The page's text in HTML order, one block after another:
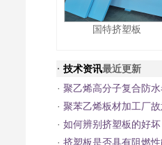
国特挤塑板
· 技术资讯最近更新
· 聚乙烯高分子复合防
· 聚苯乙烯板材加工厂
· 如何辨别挤塑板的好坏
· 挤塑板是否具有阻燃